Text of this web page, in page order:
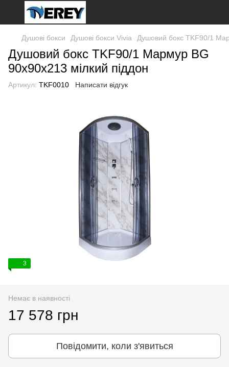
Душові бокси Душові бокси Vivia Душовий бокс TKF90/1
Душовий бокс TKF90/1 Мармур BG
90x90x213 мілкий піддон
Артикул: TKF0010 Написати відгук
3
Немає в наявності
17 578 грн
Повідомити, коли з'явиться